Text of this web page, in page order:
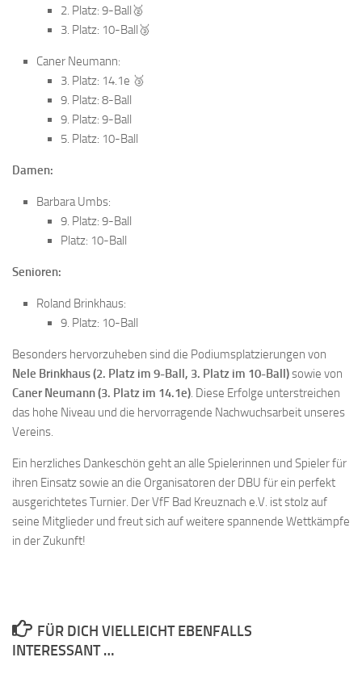
2. Platz: 9-Ball🥈
3. Platz: 10-Ball🥉
Caner Neumann:
3. Platz: 14.1e 🥉
9. Platz: 8-Ball
9. Platz: 9-Ball
5. Platz: 10-Ball
Damen:
Barbara Umbs:
9. Platz: 9-Ball
Platz: 10-Ball
Senioren:
Roland Brinkhaus:
9. Platz: 10-Ball
Besonders hervorzuheben sind die Podiumsplatzierungen von
Nele Brinkhaus (2. Platz im 9-Ball, 3. Platz im 10-Ball)sowie von
Caner Neumann (3. Platz im 14.1e) . Diese Erfolge unterstreichen
das hohe Niveau und die hervorragende Nachwuchsarbeit unseres
Vereins.
Ein herzliches Dankeschön geht an alle Spielerinnen und Spieler für
ihren Einsatz sowie an die Organisatoren der DBU für ein perfekt
ausgerichtetes Turnier. Der VfF Bad Kreuznach e.V. ist stolz auf
seine Mitglieder und freut sich auf weitere spannende Wettkämpfe
in der Zukunft!
FÜR DICH VIELLEICHT EBENFALLS
INTERESSANT …